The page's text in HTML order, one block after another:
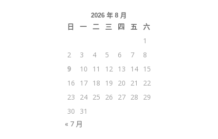
2026 年 8 月
日 一 二 三 四 五
六
1
2
3 4 5 6 7
8
9
10 11 12 13 14 15
16
17 18 19 20 21
22
23
24 25 26 27 28
29
30
31
« 7 月